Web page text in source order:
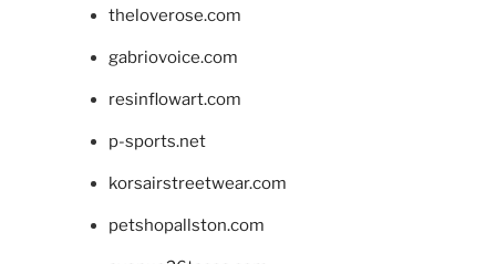
theloverose.com
gabriovoice.com
resinflowart.com
p-sports.net
korsairstreetwear.com
petshopallston.com